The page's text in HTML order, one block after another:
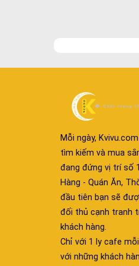
Mỗi ngày,
tìm kiếm và mua
đang đứng vị trí số
Hàng - Quán Ăn,
đầu tiên bạn sẽ
đối thủ cạnh tranh
khách hàng.
Chỉ với 1 ly cafe
với những khách